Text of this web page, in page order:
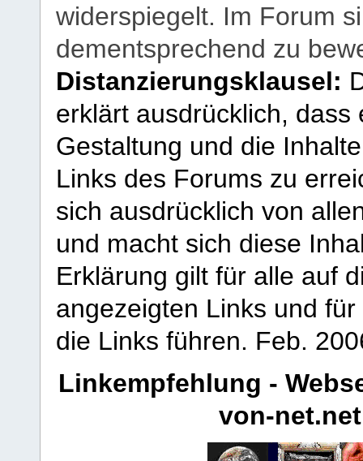
widerspiegelt. Im Forum
dementsprechend zu
Distanzierungsklausel:
erklärt ausdrücklich,
Gestaltung und die
Links des Forums zu
sich ausdrücklich von
und macht sich diese
Erklärung gilt für alle auf
angezeigten Links und
die Links führen. Feb.
Linkempfehlung -
von-net.net